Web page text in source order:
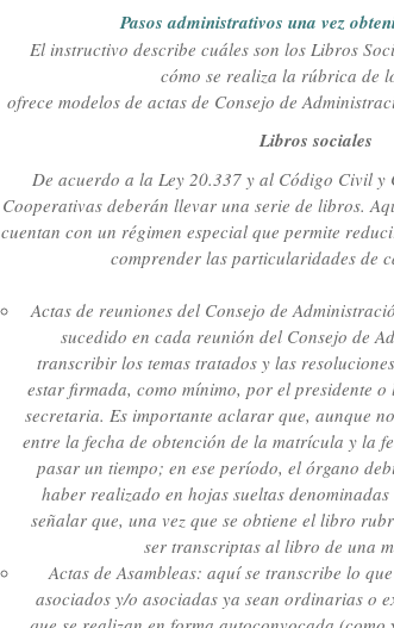
Pasos administrativos una vez
El instructivo describe cuáles son los Libros
cómo se realiza la rúbrica de
ofrece modelos de actas de Consejo de
Libros sociales
De acuerdo a la Ley 20.337 y al Código Civil
Cooperativas deberán llevar una serie de libros.
cuentan con un régimen especial que permite
comprender las particularidades de
Actas de reuniones del Consejo de
sucedido en cada reunión del Consejo de
transcribir los temas tratados y las
estar firmada, como mínimo, por el presidente
secretaria. Es importante aclarar que, aunque
entre la fecha de obtención de la matrícula y la
pasar un tiempo; en ese período, el órgano
haber realizado en hojas sueltas
señalar que, una vez que se obtiene el libro
ser transcriptas al libro de una
Actas de Asambleas: aquí se transcribe lo
asociados y/o asociadas ya sean ordinarias o